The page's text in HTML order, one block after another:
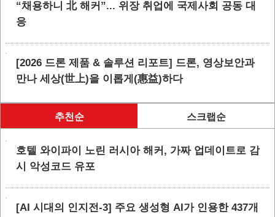
“채용하니 北 해커”... 위장 취업에 국제사회 공동 대
응
[2026 드론 제품 & 솔루션 리포트] 드론, 영상보안과
만나 세상(世上)을 이롭게(惠益)하다
추천순 스크랩순
호텔 와이파이 노린 러시아 해커, 가짜 업데이트로 감
시 악성코드 유포
[AI 시대의 인지전-3] 주요 생성형 AI가 인용한 437개